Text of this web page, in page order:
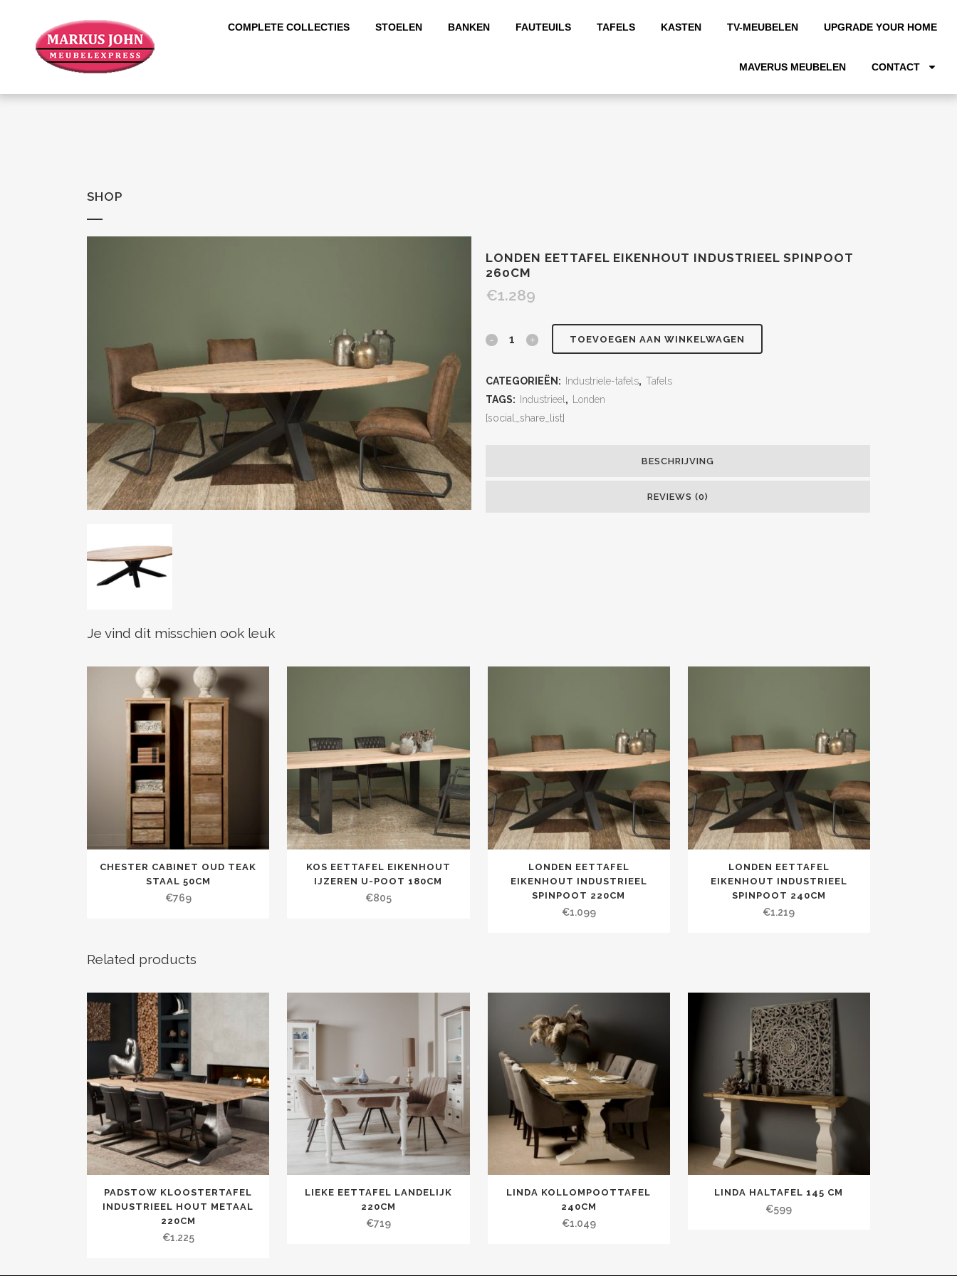
COMPLETE COLLECTIES STOELEN BANKEN FAUTEUILS TAFELS KASTEN TV-MEUBELEN UPGRADE YOUR HOME
MAVERUS MEUBELEN CONTACT
SHOP
LONDEN EETTAFEL EIKENHOUT INDUSTRIEEL SPINPOOT
260CM
€1.289
TOEVOEGEN AAN WINKELWAGEN
CATEGORIEËN: Industriele-tafels, Tafels
TAGS:
Industrieel ,
Londen
[social_share_list]
BESCHRIJVING
REVIEWS (0)
Je vind dit misschien ook leuk
CHESTER CABINET OUD TEAK
STAAL 50CM
€769
KOS EETTAFEL EIKENHOUT
IJZEREN U-POOT 180CM
€805
LONDEN EETTAFEL
EIKENHOUT INDUSTRIEEL
SPINPOOT 220CM
€1.099
LONDEN EETTAFEL
EIKENHOUT INDUSTRIEEL
SPINPOOT 240CM
€1.219
Related products
PADSTOW KLOOSTERTAFEL
INDUSTRIEEL HOUT METAAL
220CM
€1.225
LIEKE EETTAFEL LANDELIJK
220CM
€719
LINDA KOLLOMPOOTTAFEL
240CM
€1.049
LINDA HALTAFEL 145 CM
€599